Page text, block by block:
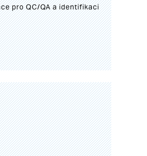
pro QC/QA a identifikaci